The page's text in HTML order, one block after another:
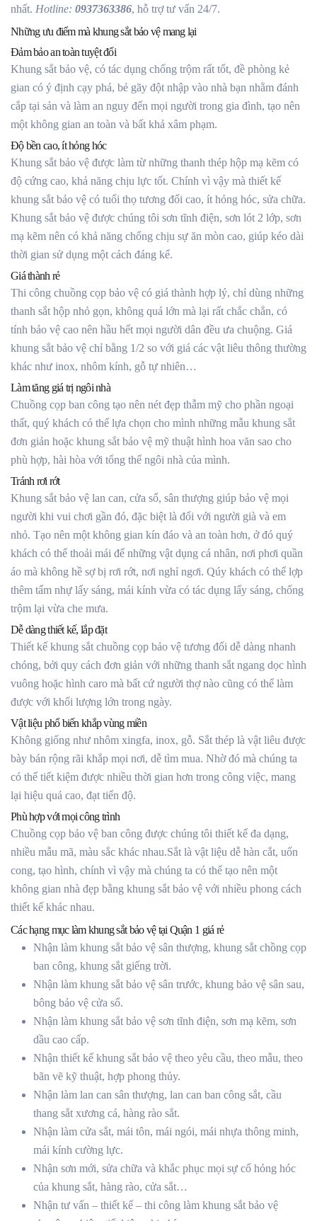
nhất. Hotline: 0937363386, hỗ trợ tư vấn 24/7.
Những ưu điểm mà khung sắt bảo vệ mang lại
Đảm bảo an toàn tuyệt đối
Khung sắt bảo vệ, có tác dụng chống trộm rất tốt, đề phòng kẻ
gian có ý định cạy phá, bẻ gãy đột nhập vào nhà bạn nhằm đánh
cắp tại sản và làm an nguy đến mọi người trong gia đình, tạo nên
một không gian an toàn và bất khả xâm phạm.
Độ bền cao, ít hỏng hóc
Khung sắt bảo vệ được làm từ những thanh thép hộp mạ kẽm có
độ cứng cao, khả năng chịu lực tốt. Chính vì vậy mà thiết kế
khung sắt bảo vệ có tuổi thọ tương đối cao, ít hỏng hóc, sửa chữa.
Khung sắt bảo vệ được chúng tôi sơn tĩnh điện, sơn lót 2 lớp, sơn
mạ kẽm nên có khả năng chống chịu sự ăn mòn cao, giúp kéo dài
thời gian sử dụng một cách đáng kể.
Giá thành rẻ
Thi công chuồng cọp bảo vệ có giá thành hợp lý, chỉ dùng những
thanh sắt hộp nhỏ gọn, không quá lớn mà lại rất chắc chắn, có
tính bảo vệ cao nên hầu hết mọi người dân đều ưa chuộng. Giá
khung sắt bảo vệ chỉ bằng 1/2 so với giá các vật liêu thông thường
khác như inox, nhôm kính, gỗ tự nhiên…
Làm tăng giá trị ngôi nhà
Chuồng cọp ban công tạo nên nét đẹp thẫm mỹ cho phần ngoại
thất, quý khách có thể lựa chọn cho mình những mẫu khung sắt
đơn giản hoặc khung sắt bảo vệ mỹ thuật hình hoa văn sao cho
phù hợp, hài hòa với tổng thể ngôi nhà của mình.
Tránh rơi rớt
Khung sắt bảo vệ lan can, cửa sổ, sân thượng giúp bảo vệ mọi
người khi vui chơi gần đó, đặc biệt là đối với người già và em
nhỏ. Tạo nên một không gian kín đáo và an toàn hơn, ở đó quý
khách có thể thoải mái để những vật dụng cá nhân, nơi phơi quần
áo mà không hề sợ bị rơi rớt, nơi nghỉ ngơi. Qúy khách có thể lợp
thêm tấm nhự lấy sáng, mái kính vừa có tác dụng lấy sáng, chống
trộm lại vừa che mưa.
Dễ dàng thiết kế, lắp đặt
Thiết kế khung sắt chuồng cọp bảo vệ tương đối dễ dàng nhanh
chóng, bởi quy cách đơn giản với những thanh sắt ngang dọc hình
vuông hoặc hình caro mà bất cứ người thợ nào cũng có thể làm
được với khối lượng lớn trong ngày.
Vật liệu phổ biến khắp vùng miền
Không giống như nhôm xingfa, inox, gỗ. Sắt thép là vật liêu được
bày bán rộng rãi khắp mọi nơi, dễ tìm mua. Nhờ đó mà chúng ta
có thể tiết kiệm được nhiều thời gian hơn trong công việc, mang
lại hiệu quả cao, đạt tiến độ.
Phù hợp với mọi công trình
Chuồng cọp bảo vệ ban công được chúng tôi thiết kế đa dạng,
nhiều mẫu mã, màu sắc khác nhau.Sắt là vật liệu dễ hàn cắt, uốn
cong, tạo hình, chính vì vậy mà chúng ta có thể tạo nên một
không gian nhà đẹp bằng khung sắt bảo vệ với nhiều phong cách
thiết kế khác nhau.
Các hạng mục làm khung sắt bảo vệ tại Quận 1 giá rẻ
Nhận làm khung sắt bảo vệ sân thượng, khung sắt chồng cọp
ban công, khung sắt giếng trời.
Nhận làm khung sắt bảo vệ sân trước, khung bảo vệ sân sau,
bông bảo vệ cửa sổ.
Nhận làm khung sắt bảo vệ sơn tĩnh điện, sơn mạ kẽm, sơn
dầu cao cấp.
Nhận thiết kế khung sắt bảo vệ theo yêu cầu, theo mẫu, theo
bãn vẽ kỹ thuật, hợp phong thủy.
Nhận làm lan can sân thượng, lan can ban công sắt, cầu
thang sắt xương cá, hàng rào sắt.
Nhận làm cửa sắt, mái tôn, mái ngói, mái nhựa thông minh,
mái kính cường lực.
Nhận sơn mới, sửa chữa và khắc phục mọi sự cố hỏng hóc
của khung sắt, hàng rào, cửa sắt…
Nhận tư vấn – thiết kế – thi công làm khung sắt bảo vệ